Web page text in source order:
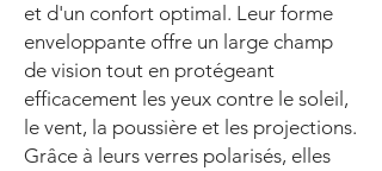
et d'un confort optimal. Leur forme
enveloppante offre un large champ
de vision tout en protégeant
efficacement les yeux contre le soleil,
le vent, la poussière et les projections.
Grâce à leurs verres polarisés, elles